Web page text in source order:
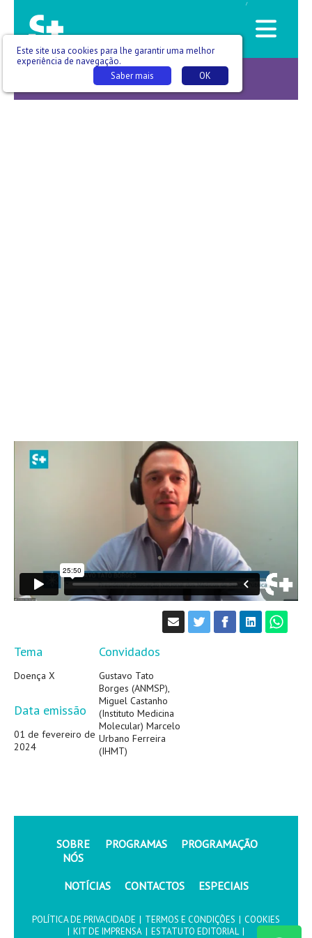
/
Corpo clínico -T12 E013_02 - Marco António
Tema
Doença X
Data emissão
01 de fevereiro de
2024
Convidados
Gustavo Tato
Borges (ANMSP),
Miguel Castanho
(Instituto Medicina
Molecular) Marcelo
Urbano Ferreira
(IHMT)
SOBRE
NÓS
PROGRAMAS PROGRAMAÇÃO
NOTÍCIAS CONTACTOS ESPECIAIS
POLÍTICA DE PRIVACIDADE | TERMOS E CONDIÇÕES | COOKIES
| KIT DE IMPRENSA | ESTATUTO EDITORIAL |
Este site usa cookies para lhe garantir uma melhor
experiência de navegação.
OK
Saber mais